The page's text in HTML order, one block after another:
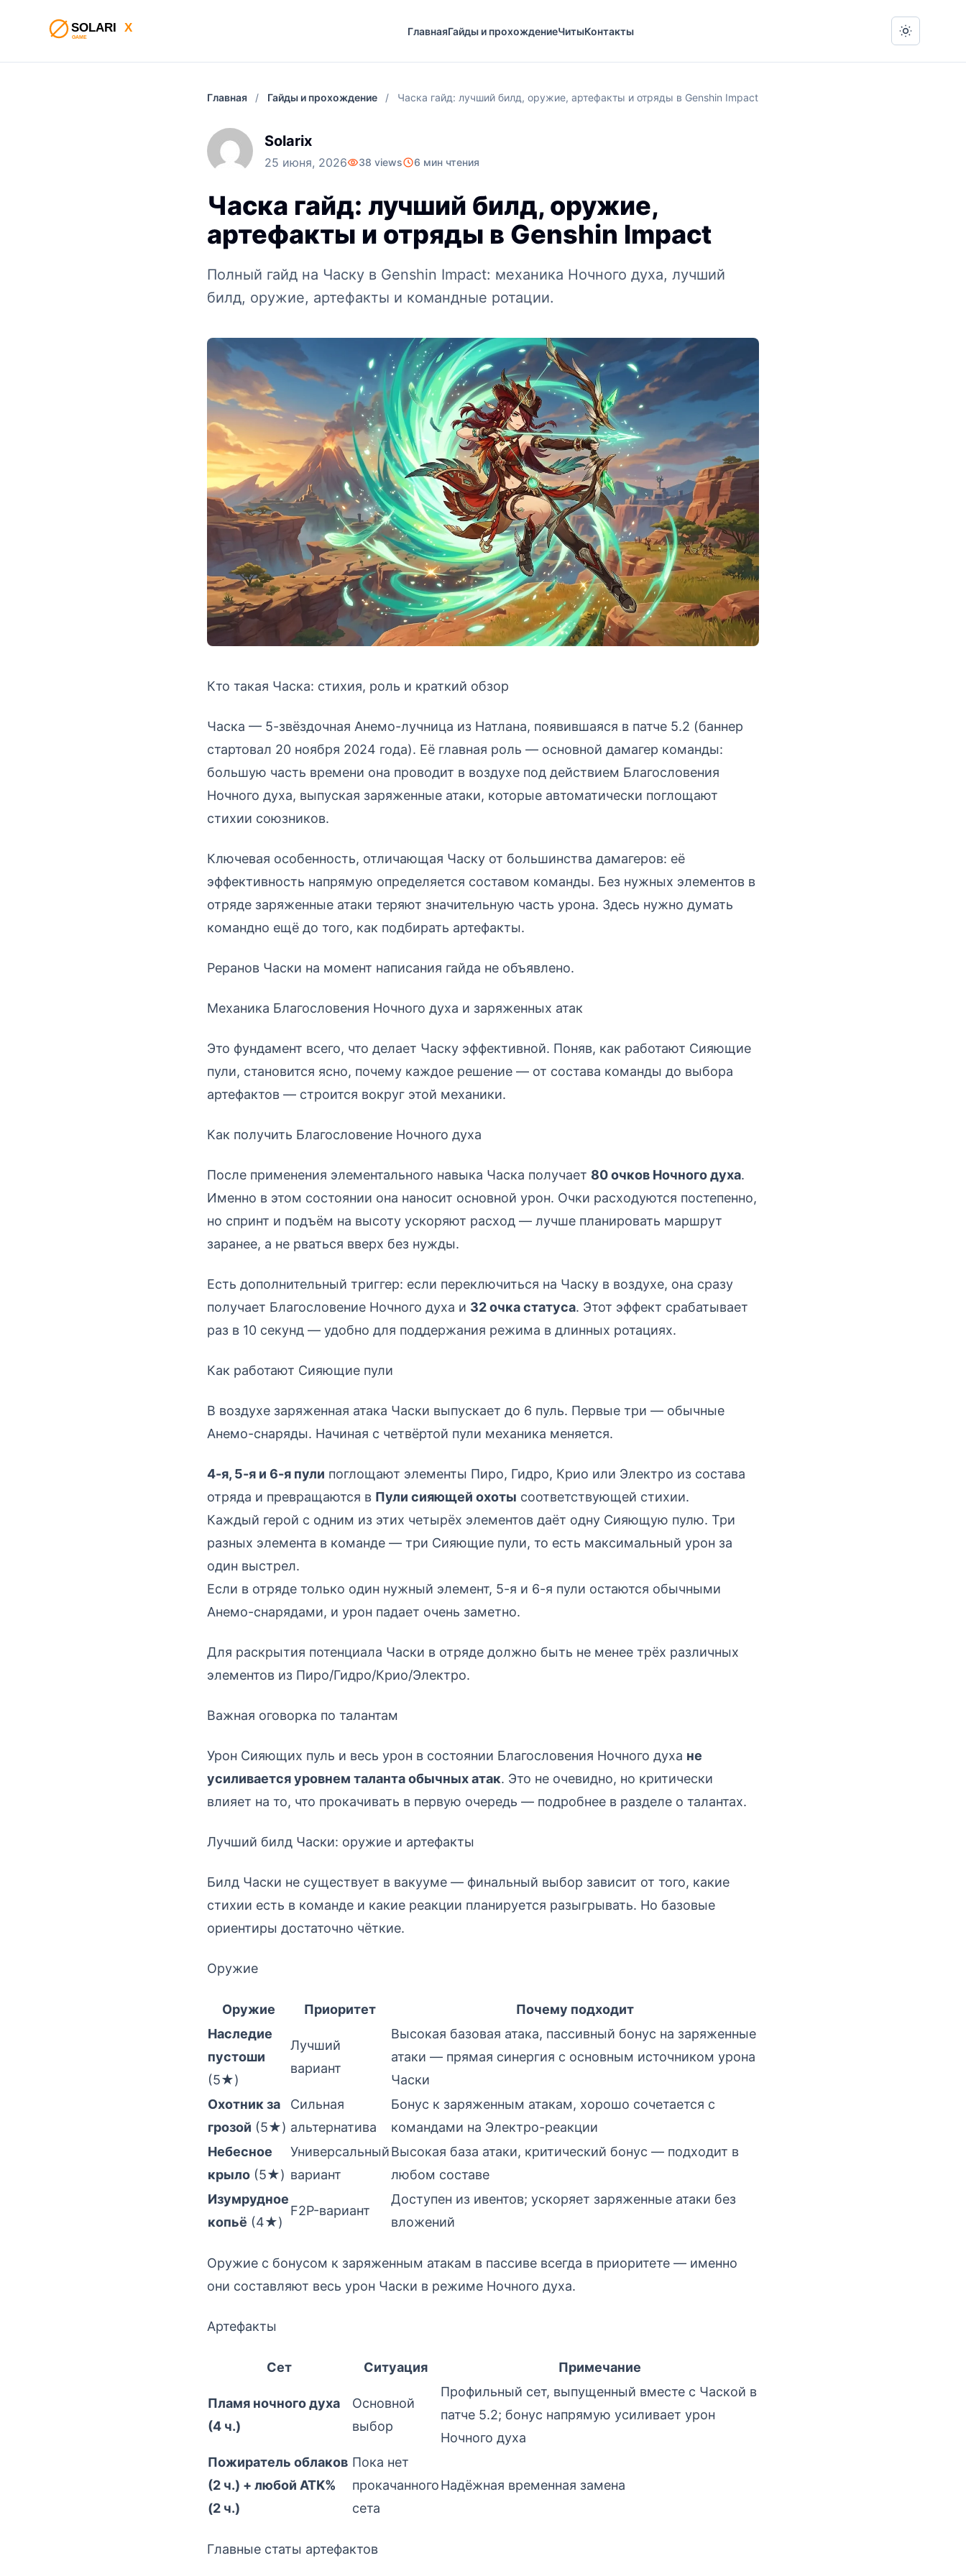
ГлавнаяГайды и прохождениеЧитыКонтакты Switch to
Главная / Гайды и прохождение / Часка гайд: лучший билд, оружие, артефакты и отряды в Genshin Impact
Solarix
25 июня, 2026 38 views 6 мин чтения
Часка гайд: лучший билд, оружие,
артефакты и отряды в Genshin Impact
Полный гайд на Часку в Genshin Impact: механика Ночного духа, лучший
билд, оружие, артефакты и командные ротации.
Кто такая Часка: стихия, роль и краткий обзор
Часка — 5-звёздочная Анемо-лучница из Натлана, появившаяся в патче 5.2 (баннер
стартовал 20 ноября 2024 года). Её главная роль — основной дамагер команды:
большую часть времени она проводит в воздухе под действием Благословения
Ночного духа, выпуская заряженные атаки, которые автоматически поглощают
стихии союзников.
Ключевая особенность, отличающая Часку от большинства дамагеров: её
эффективность напрямую определяется составом команды. Без нужных элементов в
отряде заряженные атаки теряют значительную часть урона. Здесь нужно думать
командно ещё до того, как подбирать артефакты.
Реранов Часки на момент написания гайда не объявлено.
Механика Благословения Ночного духа и заряженных атак
Это фундамент всего, что делает Часку эффективной. Поняв, как работают Сияющие
пули, становится ясно, почему каждое решение — от состава команды до выбора
артефактов — строится вокруг этой механики.
Как получить Благословение Ночного духа
После применения элементального навыка Часка получает 80 очков Ночного духа.
Именно в этом состоянии она наносит основной урон. Очки расходуются постепенно,
но спринт и подъём на высоту ускоряют расход — лучше планировать маршрут
заранее, а не рваться вверх без нужды.
Есть дополнительный триггер: если переключиться на Часку в воздухе, она сразу
получает Благословение Ночного духа и 32 очка статуса. Этот эффект срабатывает
раз в 10 секунд — удобно для поддержания режима в длинных ротациях.
Как работают Сияющие пули
В воздухе заряженная атака Часки выпускает до 6 пуль. Первые три — обычные
Анемо-снаряды. Начиная с четвёртой пули механика меняется.
4-я, 5-я и 6-я пули поглощают элементы Пиро, Гидро, Крио или Электро из состава
отряда и превращаются в Пули сияющей охоты соответствующей стихии.
Каждый герой с одним из этих четырёх элементов даёт одну Сияющую пулю. Три
разных элемента в команде — три Сияющие пули, то есть максимальный урон за
один выстрел.
Если в отряде только один нужный элемент, 5-я и 6-я пули остаются обычными
Анемо-снарядами, и урон падает очень заметно.
Для раскрытия потенциала Часки в отряде должно быть не менее трёх различных
элементов из Пиро/Гидро/Крио/Электро.
Важная оговорка по талантам
Урон Сияющих пуль и весь урон в состоянии Благословения Ночного духа не
усиливается уровнем таланта обычных атак. Это не очевидно, но критически
влияет на то, что прокачивать в первую очередь — подробнее в разделе о талантах.
Лучший билд Часки: оружие и артефакты
Билд Часки не существует в вакууме — финальный выбор зависит от того, какие
стихии есть в команде и какие реакции планируется разыгрывать. Но базовые
ориентиры достаточно чёткие.
Оружие
Оружие Приоритет
Почему подходит
Наследие
пустоши
(5★)
Лучший
вариант
Высокая базовая атака, пассивный бонус на заряженные
атаки — прямая синергия с основным источником урона
Часки
Охотник за
грозой (5★)
Сильная
альтернатива
Бонус к заряженным атакам, хорошо сочетается с
командами на Электро-реакции
Небесное
крыло (5★)
Универсальный
вариант
Высокая база атаки, критический бонус — подходит в
любом составе
Изумрудное
копьё (4★)
F2P-вариант
Доступен из ивентов; ускоряет заряженные атаки без
вложений
Оружие с бонусом к заряженным атакам в пассиве всегда в приоритете — именно
они составляют весь урон Часки в режиме Ночного духа.
Артефакты
Сет Ситуация Примечание
Пламя ночного духа
(4 ч.)
Основной
выбор
Профильный сет, выпущенный вместе с Чаской в
патче 5.2; бонус напрямую усиливает урон
Ночного духа
Пожиратель облаков
(2 ч.) + любой ATK%
(2 ч.)
Пока нет
прокачанного
сета
Надёжная временная замена
Главные статы артефактов